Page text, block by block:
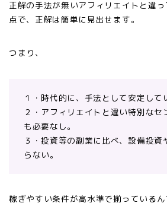
正解の手法が無いアフィリエイトと違
点で、正解は簡単に見出せます。
つまり、
１・時代的に、手法として安定して
２・アフィリエイトと違い特別なセ
も必要なし。
３・投資等の副業に比べ、設備投資
らない。
稼ぎやすい条件が高水準で揃っているん